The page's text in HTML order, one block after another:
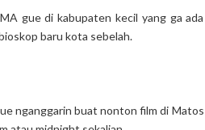
gue di kabupaten kecil yang ga ada
baru kota sebelah.
nganggarin buat nonton film di Matos